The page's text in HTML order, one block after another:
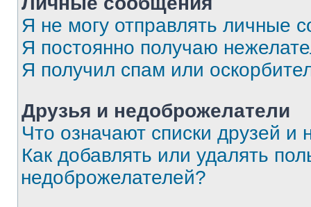
Я не могу отправлять личные
Я постоянно получаю
Я получил спам или
Друзья и недоброжелатели
Что означают списки друзей и
Как добавлять или удалять
недоброжелателей?